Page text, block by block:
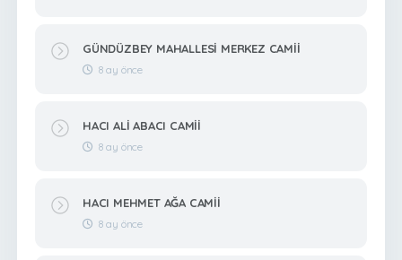
GÜNDÜZBEY MAHALLESİ MERKEZ CAMİİ
8 ay önce
HACI ALİ ABACI CAMİİ
8 ay önce
HACI MEHMET AĞA CAMİİ
8 ay önce